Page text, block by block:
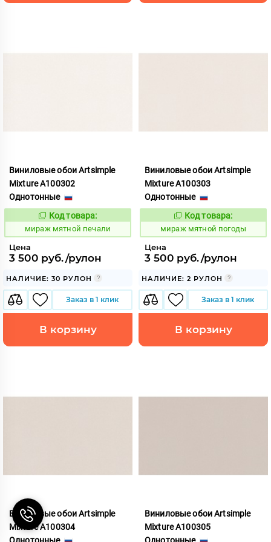
Виниловые обои Artsimple
Mixture A100302
Однотонные
992195
Код товара:
мираж мятной печали
Цена
3 500 руб./рулон
НАЛИЧИЕ: 30 РУЛОН
Заказ в 1 клик
В корзину
Виниловые обои Artsimple
Mixture A100303
Однотонные
992196
Код товара:
мираж мятной погоды
Цена
3 500 руб./рулон
НАЛИЧИЕ: 2 РУЛОН
Заказ в 1 клик
В корзину
Виниловые обои Artsimple
Mixture A100304
Виниловые обои Artsimple
Mixture A100305